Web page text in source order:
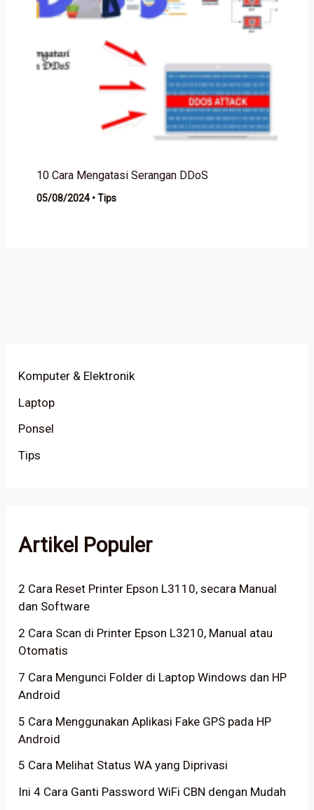
10 Cara Mengatasi Serangan DDoS
05/08/2024 •Tips
Komputer & Elektronik
Laptop
Ponsel
Tips
Artikel Populer
2 Cara Reset Printer Epson L3110, secara Manual
dan Software
2 Cara Scan di Printer Epson L3210, Manual atau
Otomatis
7 Cara Mengunci Folder di Laptop Windows dan HP
Android
5 Cara Menggunakan Aplikasi Fake GPS pada HP
Android
5 Cara Melihat Status WA yang Diprivasi
Ini 4 Cara Ganti Password WiFi CBN dengan Mudah